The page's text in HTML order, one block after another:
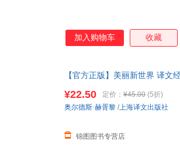
加入购物车 收藏
【官方正版】美丽新世界 译文
¥22.50 定价： ¥45.00 (5折)
锦图图书专营店
奥尔德斯·赫胥黎 /上海译文出版社